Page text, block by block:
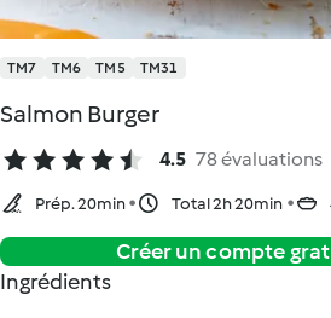
TM7 TM6 TM5 TM31
Salmon Burger
4.5 78 évaluations
Prép. 20min Total 2h 20min
Créer un compte
Ingrédients